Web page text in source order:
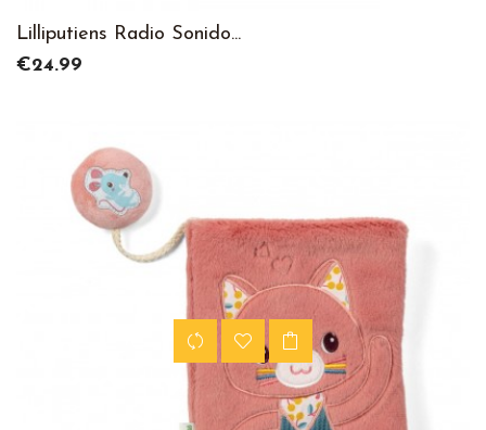
Lilliputiens Radio Sonido...
Price
€24.99